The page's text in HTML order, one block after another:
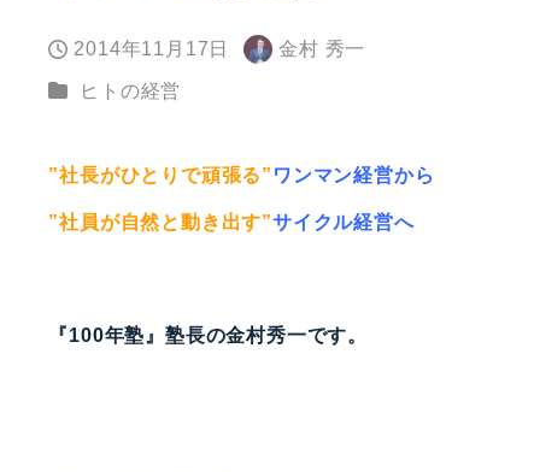
2014年11月17日
著
金村 秀一
カテゴリー
ヒトの経営
”社長がひとりで頑張る” ワンマン経営から
”社員が自然と動き出す”サイクル経営へ
『100年塾』塾長の金村秀一です。